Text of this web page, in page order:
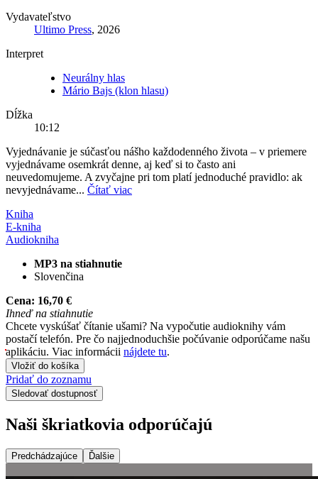
Vydavateľstvo
Ultimo Press, 2026
Interpret
Neurálny hlas
Mário Bajs (klon hlasu)
Dĺžka
10:12
Vyjednávanie je súčasťou nášho každodenného života – v priemere
vyjednávame osemkrát denne, aj keď si to často ani
neuvedomujeme. A zvyčajne pri tom platí jednoduché pravidlo: ak
nevyjednávame... Čítať viac
Kniha
E-kniha
Audiokniha
MP3 na stiahnutie
Slovenčina
Cena: 16,70 €
Ihneď na stiahnutie
Chcete vyskúšať čítanie ušami? Na vypočutie audioknihy vám
postačí telefón. Pre čo najjednoduchšie počúvanie odporúčame našu
aplikáciu. Viac informácii nájdete tu.
Vložiť do košíka
Pridať do zoznamu
Sledovať dostupnosť
Naši škriatkovia odporúčajú
Predchádzajúce Ďalšie